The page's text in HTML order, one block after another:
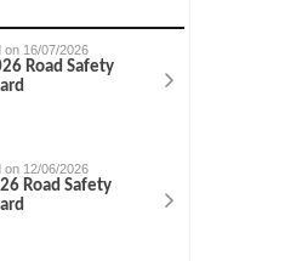
on 16/07/2026
Road Safety
on 12/06/2026
Road Safety